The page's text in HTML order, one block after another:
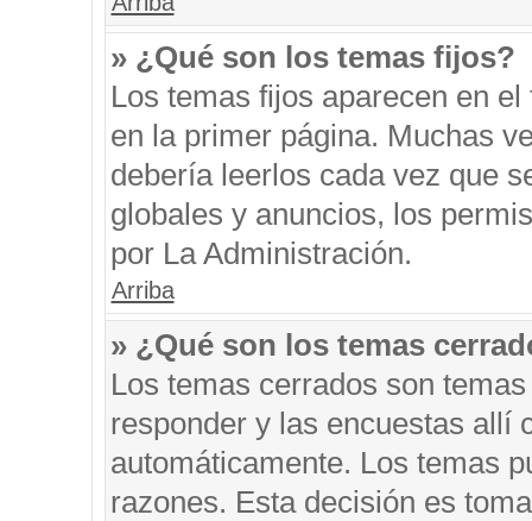
» ¿Qué son los temas fijos?
Los temas fijos aparecen en
en la primer página. Muchas
debería leerlos cada vez que
globales y anuncios, los
por La Administración.
Arriba
» ¿Qué son los temas
Los temas cerrados son
responder y las encuestas allí
automáticamente. Los temas
razones. Esta decisión es